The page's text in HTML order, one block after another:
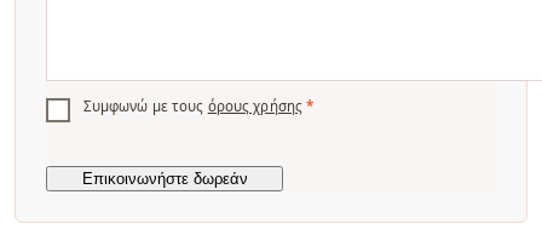
Συμφωνώ με τους όρους χρήσης *